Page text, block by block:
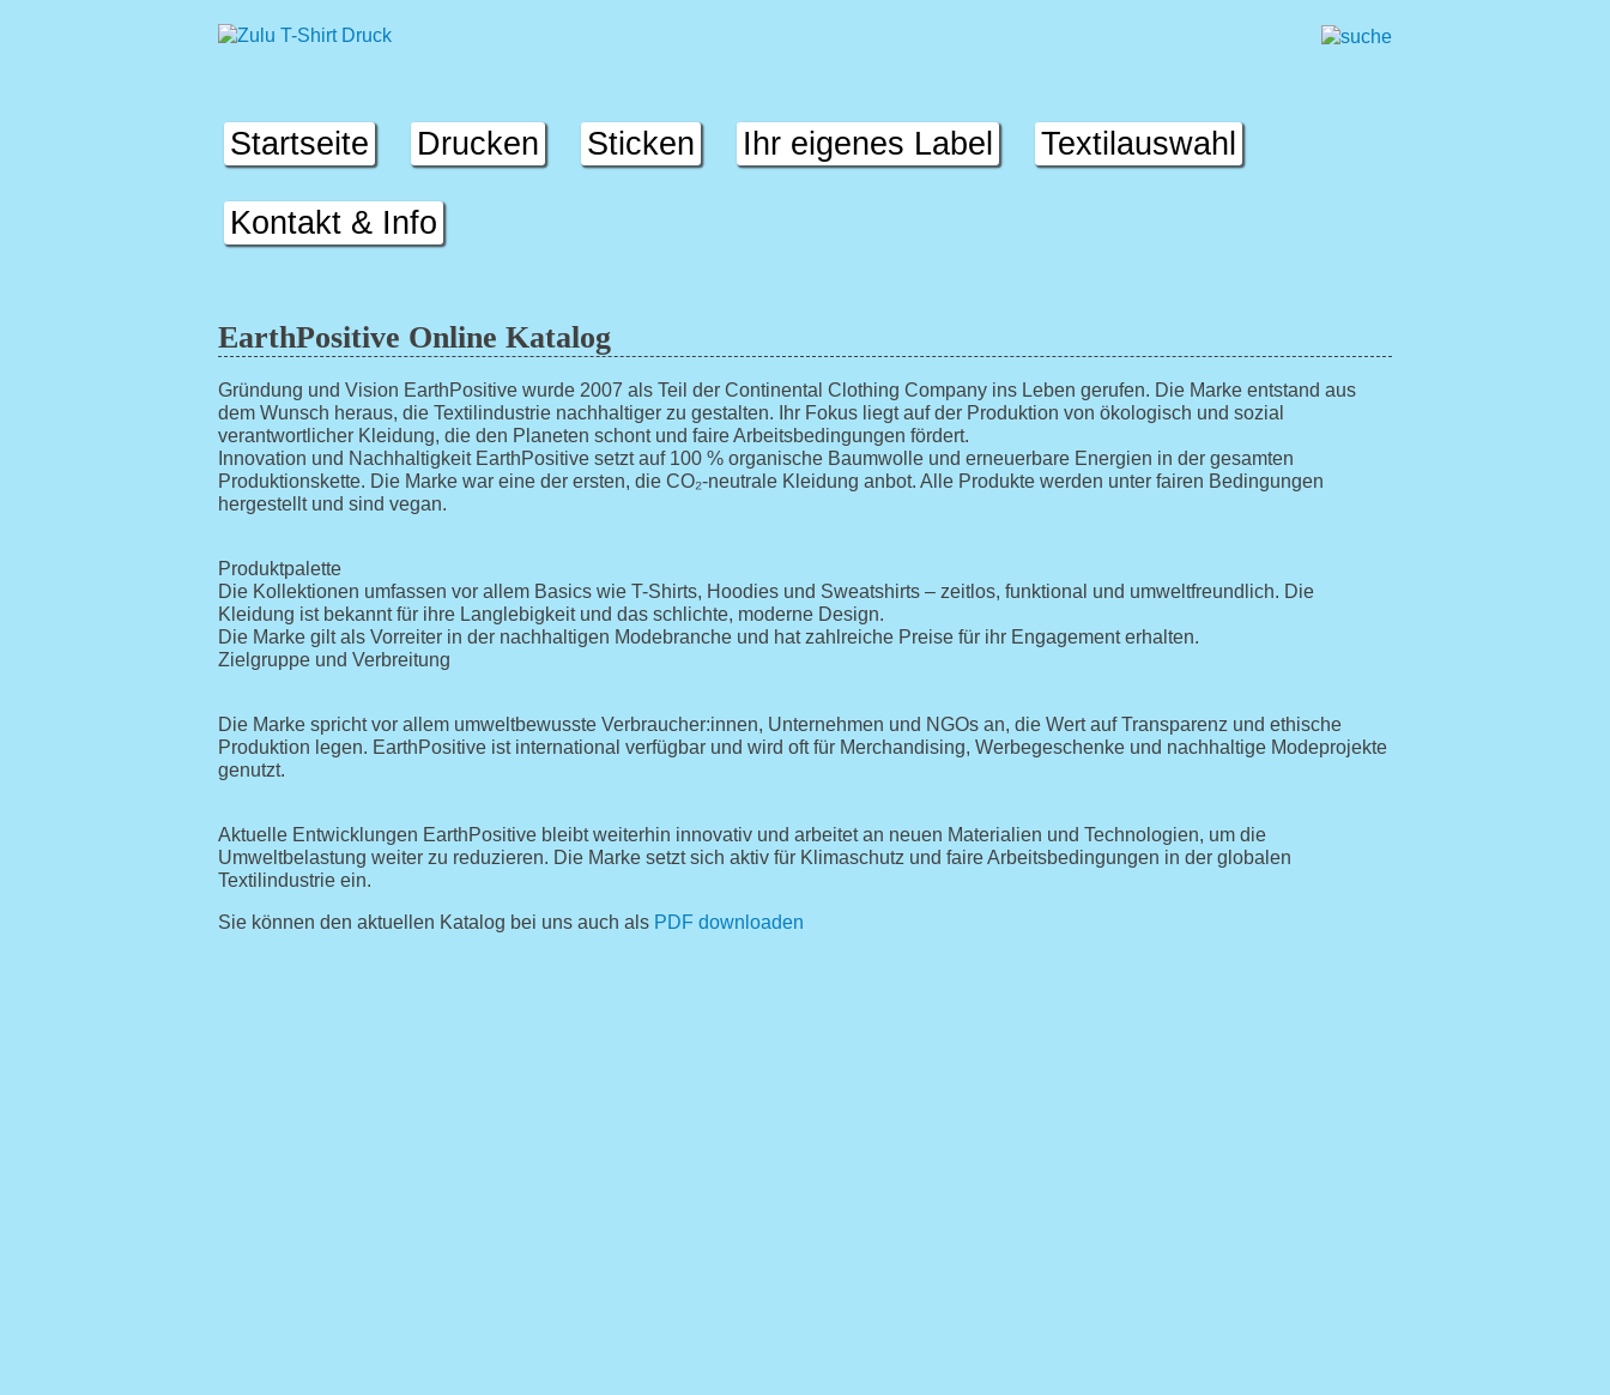
Startseite Drucken Sticken Ihr eigenes Label Textilauswahl
Kontakt & Info
EarthPositive Online Katalog
Gründung und Vision EarthPositive wurde 2007 als Teil der Continental Clothing Company ins Leben gerufen. Die Marke entstand aus
dem Wunsch heraus, die Textilindustrie nachhaltiger zu gestalten. Ihr Fokus liegt auf der Produktion von ökologisch und sozial
verantwortlicher Kleidung, die den Planeten schont und faire Arbeitsbedingungen fördert.
Innovation und Nachhaltigkeit EarthPositive setzt auf 100 % organische Baumwolle und erneuerbare Energien in der gesamten
Produktionskette. Die Marke war eine der ersten, die CO₂-neutrale Kleidung anbot. Alle Produkte werden unter fairen Bedingungen
hergestellt und sind vegan.
Produktpalette
Die Kollektionen umfassen vor allem Basics wie T-Shirts, Hoodies und Sweatshirts – zeitlos, funktional und umweltfreundlich. Die
Kleidung ist bekannt für ihre Langlebigkeit und das schlichte, moderne Design.
Die Marke gilt als Vorreiter in der nachhaltigen Modebranche und hat zahlreiche Preise für ihr Engagement erhalten.
Zielgruppe und Verbreitung
Die Marke spricht vor allem umweltbewusste Verbraucher:innen, Unternehmen und NGOs an, die Wert auf Transparenz und ethische
Produktion legen. EarthPositive ist international verfügbar und wird oft für Merchandising, Werbegeschenke und nachhaltige Modeprojekte
genutzt.
Aktuelle Entwicklungen EarthPositive bleibt weiterhin innovativ und arbeitet an neuen Materialien und Technologien, um die
Umweltbelastung weiter zu reduzieren. Die Marke setzt sich aktiv für Klimaschutz und faire Arbeitsbedingungen in der globalen
Textilindustrie ein.
Sie können den aktuellen Katalog bei uns auch als PDF downloaden